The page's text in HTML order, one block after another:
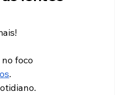
foco
.